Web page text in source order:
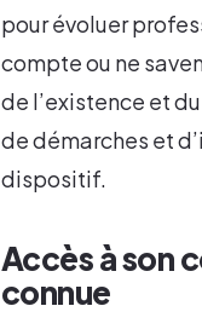
pour évoluer
compte ou ne
de l’existence et
de démarches et
dispositif.
Accès à son
connue